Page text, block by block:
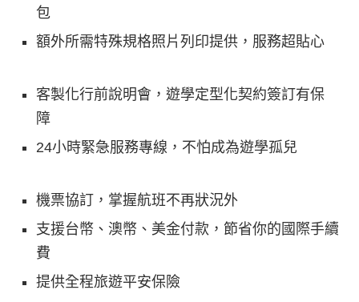
包
額外所需特殊規格照片列印提供，服務超貼心
客製化行前說明會，遊學定型化契約簽訂有保
障
24小時緊急服務專線，不怕成為遊學孤兒
機票協訂，掌握航班不再狀況外
支援台幣、澳幣、美金付款，節省你的國際手續
費
提供全程旅遊平安保險